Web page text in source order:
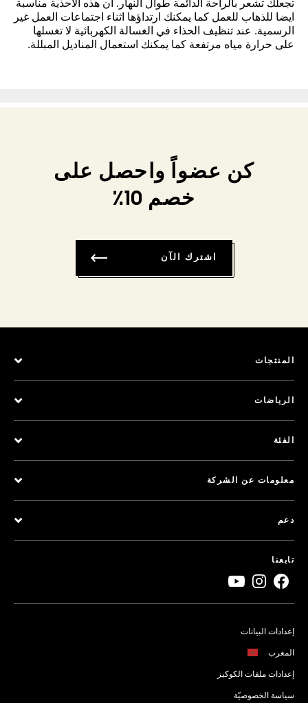
تجعلك تشعر بالراحة الدائمة طوال النهار. ان هذه الاحذية مناسبة
ايضا للذهاب للعمل كما يمكنك ارتداؤها اثناء اجتماعات العمل غير
الرسمية. عند تنظيف الحذاء في الغسالة الكهربائية لا تغسلها
على حرارة مياه مرتفعة كما يمكنك استعمال المناديل المبللة.
كن عضواً واحصل على
خصم 10٪
اشترك الآن
المنتجات
الرياضات
الفئة
معلومات عن الشركة
دعم
تابعنا
إعدادات البيانات
المغرب
إعدادات ملفات الكوكيز
سياسة الخصوصيّة